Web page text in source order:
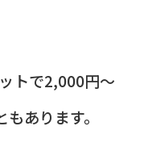
トで2,000円〜
あります。